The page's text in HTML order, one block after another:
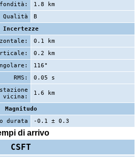
1.8 km
Qualità
B
Incertezze
0.1 km
0.2 km
116°
RMS:
0.05 s
vicina:
1.6 km
Magnitudo
durata
-0.1 ± 0.3
di arrivo
CSFT